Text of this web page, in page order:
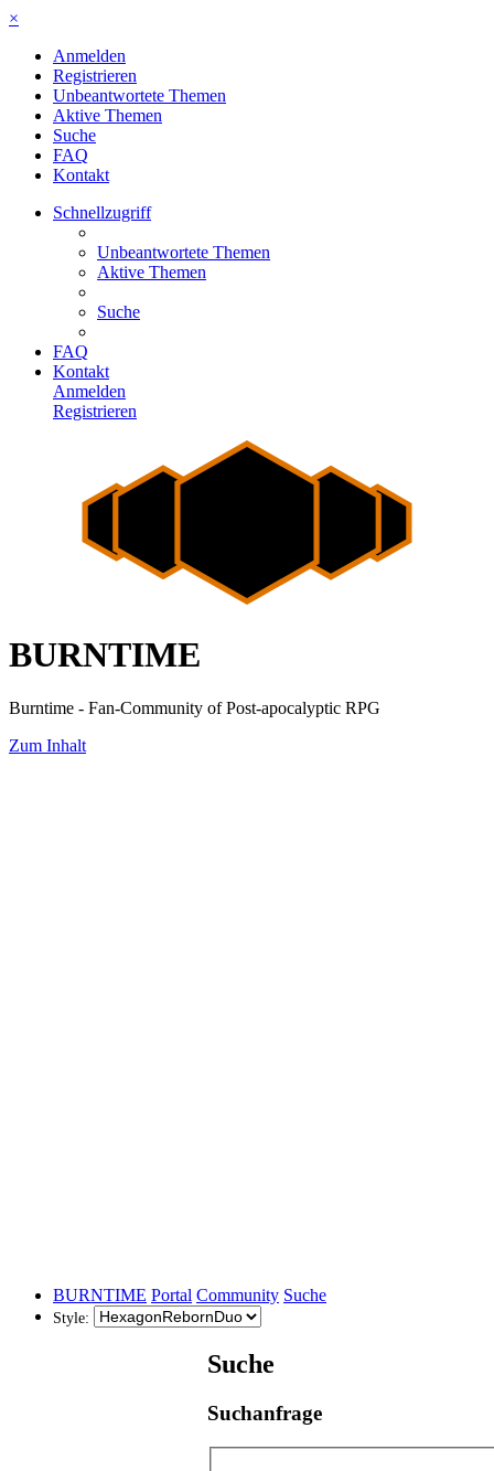
×
Anmelden
Registrieren
Unbeantwortete Themen
Aktive Themen
Suche
FAQ
Kontakt
Schnellzugriff
Unbeantwortete Themen
Aktive Themen
Suche
FAQ
Kontakt
Anmelden
Registrieren
BURNTIME
Burntime - Fan-Community of Post-apocalyptic RPG
Zum Inhalt
BURNTIME Portal Community Suche
Style:
Suche
Suchanfrage